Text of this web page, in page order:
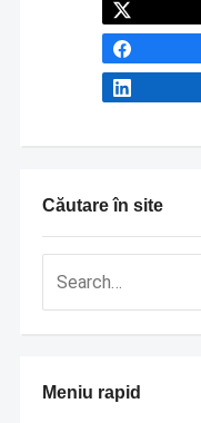
Căutare în site
Meniu rapid